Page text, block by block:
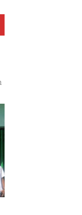
Salurkan
Dana TPG
Juli 2026